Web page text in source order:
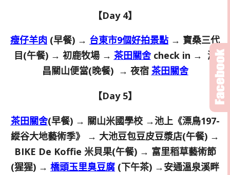
【Day 4】
瘦仔羊肉 (早餐) → 台東市9個好拍景點 → 寶桑三代
目(午餐) → 初鹿牧場 → 茶田關舍check in → 源
昌關山便當(晚餐) → 夜宿 茶田關舍
【Day 5】
茶田關舍(早餐) → 關山米國學校 →池上《漂鳥197-
縱谷大地藝術季》 → 大池豆包豆皮豆漿店(午餐) →
BIKE De Koffie 米貝果(午餐) → 富里稻草藝術節
(猩猩) → 橋頭玉里臭豆腐 (下午茶) →安通溫泉溪畔